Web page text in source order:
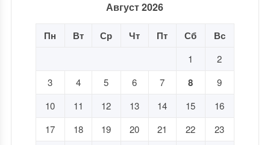
Август 2026
Пн Вт Ср Чт Пт Сб Вс
1
2
3
4 5 6 7 8
9
10
11 12 13 14 15
16
17
18 19 20 21 22
23